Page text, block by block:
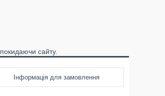
сайту.
Інформація для замовлення